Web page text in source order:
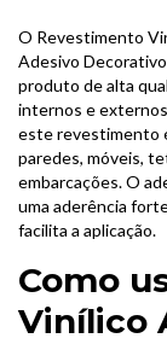
O Revestimento
Adesivo
produto de alta
internos e
este revestimento
paredes, móveis,
embarcações. O
uma aderência
facilita a aplicação.
Como
Vinílico